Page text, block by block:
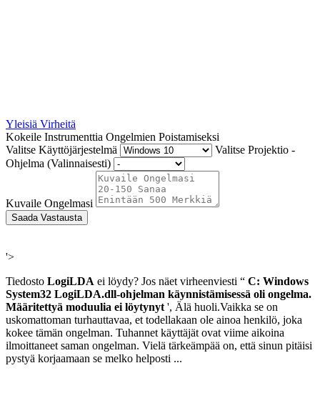
Yleisiä Virheitä
Kokeile Instrumenttia Ongelmien Poistamiseksi
Valitse Käyttöjärjestelmä
Valitse Projektio -
Ohjelma (Valinnaisesti)
Kuvaile Ongelmasi
Saada Vastausta
'>
Tiedosto LogiLDA ei löydy? Jos näet virheenviesti “ C: Windows
System32 LogiLDA.dll-ohjelman käynnistämisessä oli ongelma.
Määritettyä moduulia ei löytynyt ', Älä huoli.Vaikka se on
uskomattoman turhauttavaa, et todellakaan ole ainoa henkilö, joka
kokee tämän ongelman. Tuhannet käyttäjät ovat viime aikoina
ilmoittaneet saman ongelman. Vielä tärkeämpää on, että sinun pitäisi
pystyä korjaamaan se melko helposti ...